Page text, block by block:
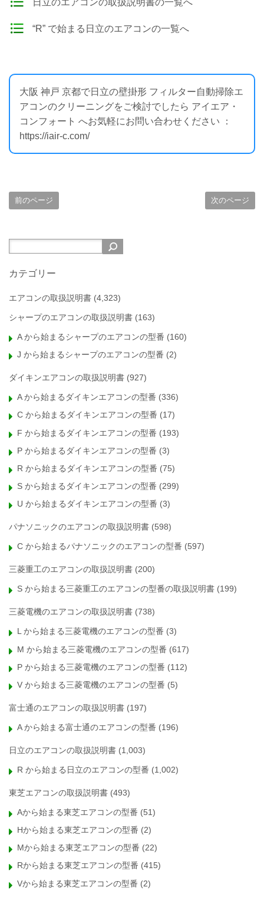
日立のエアコンの取扱説明書の一覧へ
“R” で始まる日立のエアコンの一覧へ
大阪 神戸 京都で日立の壁掛形 フィルター自動掃除エ
アコンのクリーニングをご検討でしたら アイエア・
コンフォート へお気軽にお問い合わせください ：
https://iair-c.com/
前のページ 次のページ
カテゴリー
エアコンの取扱説明書 (4,323)
シャープのエアコンの取扱説明書 (163)
A から始まるシャープのエアコンの型番 (160)
J から始まるシャープのエアコンの型番 (2)
ダイキンエアコンの取扱説明書 (927)
A から始まるダイキンエアコンの型番 (336)
C から始まるダイキンエアコンの型番 (17)
F から始まるダイキンエアコンの型番 (193)
P から始まるダイキンエアコンの型番 (3)
R から始まるダイキンエアコンの型番 (75)
S から始まるダイキンエアコンの型番 (299)
U から始まるダイキンエアコンの型番 (3)
パナソニックのエアコンの取扱説明書 (598)
C から始まるパナソニックのエアコンの型番 (597)
三菱重工のエアコンの取扱説明書 (200)
S から始まる三菱重工のエアコンの型番の取扱説明書 (199)
三菱電機のエアコンの取扱説明書 (738)
L から始まる三菱電機のエアコンの型番 (3)
M から始まる三菱電機のエアコンの型番 (617)
P から始まる三菱電機のエアコンの型番 (112)
V から始まる三菱電機のエアコンの型番 (5)
富士通のエアコンの取扱説明書 (197)
A から始まる富士通のエアコンの型番 (196)
日立のエアコンの取扱説明書 (1,003)
R から始まる日立のエアコンの型番 (1,002)
東芝エアコンの取扱説明書 (493)
Aから始まる東芝エアコンの型番 (51)
Hから始まる東芝エアコンの型番 (2)
Mから始まる東芝エアコンの型番 (22)
Rから始まる東芝エアコンの型番 (415)
Vから始まる東芝エアコンの型番 (2)